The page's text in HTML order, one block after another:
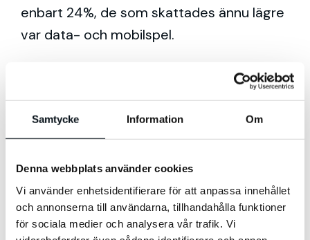
Samtycke Information Om
Denna webbplats använder cookies
Vi använder enhetsidentifierare för att anpassa innehållet
och annonserna till användarna, tillhandahålla funktioner
för sociala medier och analysera vår trafik. Vi
enbart 24%, de som skattades ännu lägre
var data- och mobilspel.
Med det här i åtanke är det då viktigt
att ställa sig frågan; hur ska företag
utforma innehåll på sociala medier för
att det ska uppfattas som värdefullt?
En otroligt viktig aspekt är att vara